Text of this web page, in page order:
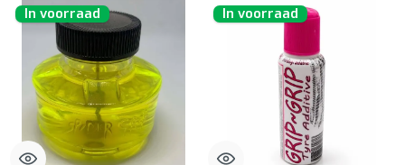
In voorraad In voorraad